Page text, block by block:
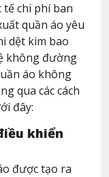
chi phí ban
quần áo yêu
dệt kim bao
không đường
áo không
qua các cách
đây:
khiển
được tạo ra